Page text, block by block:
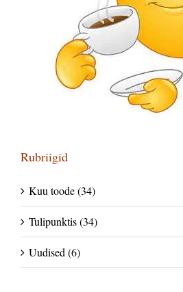
Rubriigid
Kuu toode (34)
Tulipunktis (34)
Uudised (6)